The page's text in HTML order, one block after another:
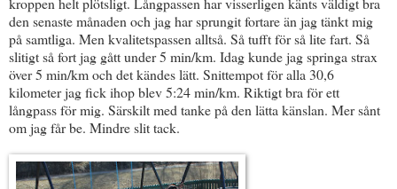
den senaste månaden och jag har sprungit fortare än jag tänkt mig
på samtliga. Men kvalitetspassen alltså. Så tufft för så lite fart. Så
slitigt så fort jag gått under 5 min/km. Idag kunde jag springa strax
över 5 min/km och det kändes lätt. Snittempot för alla 30,6
kilometer jag fick ihop blev 5:24 min/km. Riktigt bra för ett
långpass för mig. Särskilt med tanke på den lätta känslan. Mer sånt
om jag får be. Mindre slit tack.